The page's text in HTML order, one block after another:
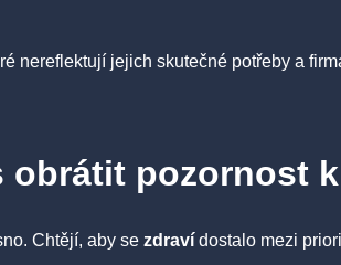
nereflektují jejich skutečné potřeby a
obrátit pozornost
Chtějí, aby se zdraví dostalo mezi